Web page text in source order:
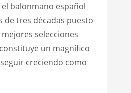
balonmano español
de tres décadas puesto
selecciones
un magnífico
creciendo como